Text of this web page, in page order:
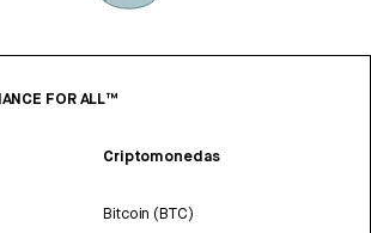
FOR ALL™
Criptomonedas
Bitcoin (BTC)